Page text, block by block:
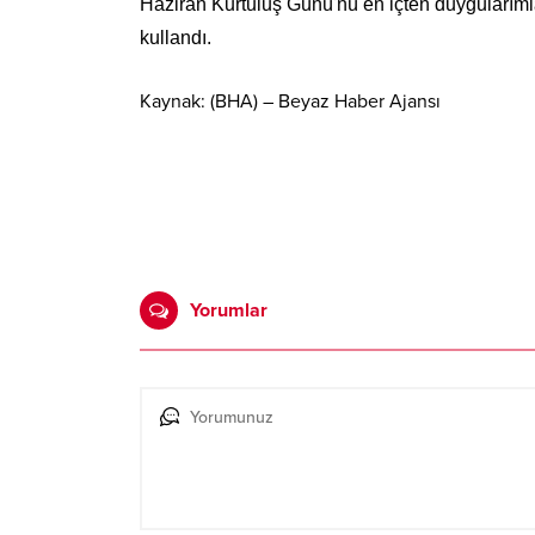
Haziran Kurtuluş Günü'nü en içten
kullandı.
Kaynak: (BHA) – Beyaz Haber Ajansı
Yorumlar